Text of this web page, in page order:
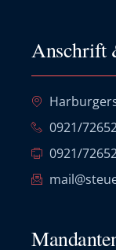
Anschrift
0921/
0921/